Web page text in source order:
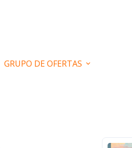
GRUPO DE OFERTAS